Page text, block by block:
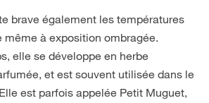
brave également les températures
même à exposition ombragée.
elle se développe en herbe
et est souvent utilisée dans le
est parfois appelée Petit Muguet,